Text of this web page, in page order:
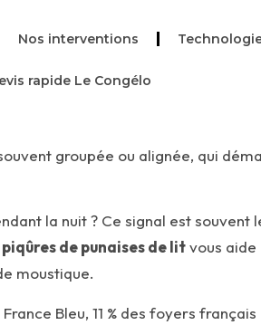
Nos interventions
rapide Le Congélo
groupée ou alignée, qui
la nuit ? Ce signal est
piqûres de punaises de litvous
moustique.
France Bleu, 11 % des foyers